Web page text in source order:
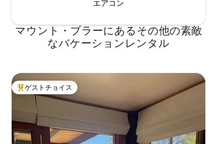
エアコン
マウント・ブラーにあるその他の素敵
なバケーションレンタル
大好評のゲストチョイスです。
ゲストチョイス